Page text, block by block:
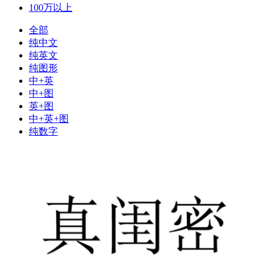
100万以上
全部
纯中文
纯英文
纯图形
中+英
中+图
英+图
中+英+图
纯数字